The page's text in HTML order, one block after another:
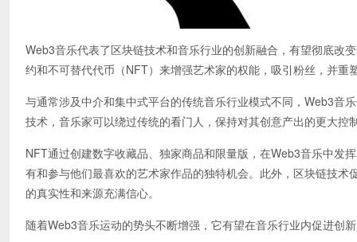
Web3音乐代表了区块链技术和音乐行业的创新融合，有望彻底改
约和不可替代代币（NFT）来增强艺术家的权能，吸引粉丝，并重
与通常涉及中介和集中式平台的传统音乐行业模式不同，Web3音
技术，音乐家可以绕过传统的看门人，保持对其创意产出的更大控
NFT通过创建数字收藏品、独家商品和限量版，在Web3音乐中发
有和参与他们最喜欢的艺术家作品的独特机会。此外，区块链技
的真实性和来源充满信心。
随着Web3音乐运动的势头不断增强，它有望在音乐行业内促进创